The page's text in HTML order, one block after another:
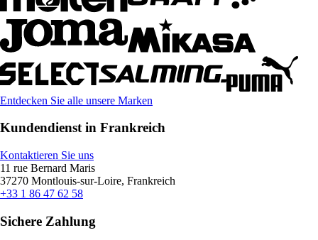
Entdecken Sie alle unsere Marken
Kundendienst in Frankreich
Kontaktieren Sie uns
11 rue Bernard Maris
37270 Montlouis-sur-Loire, Frankreich
+33 1 86 47 62 58
Sichere Zahlung